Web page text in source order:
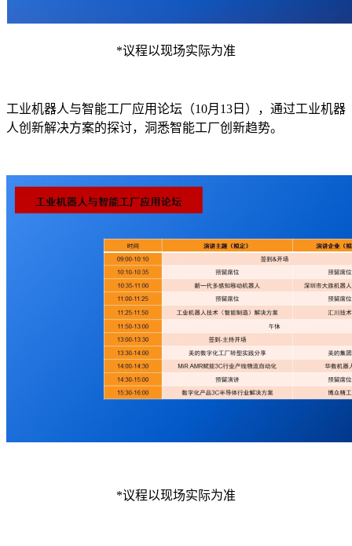
*议程以现场实际为准
工业机器人与智能工厂应用论坛（10月13日），通过工业机器
人创新解决方案的探讨，洞悉智能工厂创新趋势。
*议程以现场实际为准